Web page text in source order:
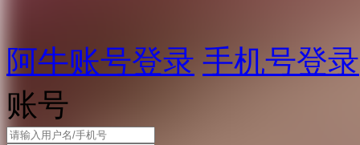
阿牛账号登录 手机号登录
账号